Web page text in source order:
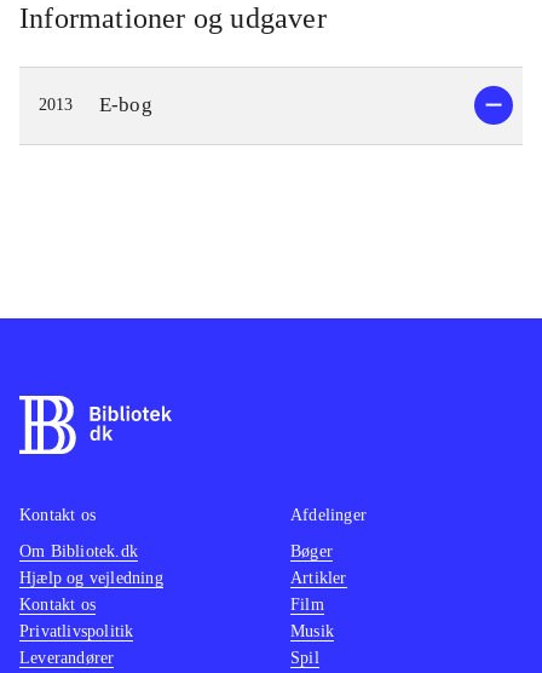
Informationer og udgaver
2013 E-bog
Kontakt os
Om Bibliotek.dk
Hjælp og vejledning
Kontakt os
Privatlivspolitik
Leverandører
Afdelinger
Bøger
Artikler
Film
Musik
Spil